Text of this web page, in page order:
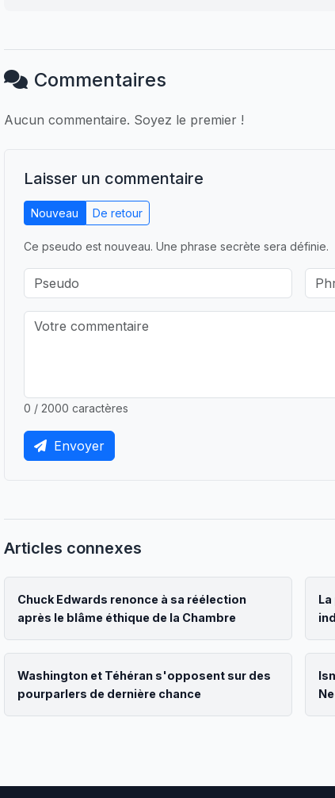
Commentaires
Aucun commentaire. Soyez le premier !
Laisser un commentaire
Nouveau De retour
Ce pseudo est nouveau. Une phrase secrète sera définie.
0 / 2000 caractères
Envoyer
Articles connexes
Chuck Edwards renonce à sa réélection
après le blâme éthique de la Chambre
Washington et Téhéran s'opposent sur des
pourparlers de dernière chance